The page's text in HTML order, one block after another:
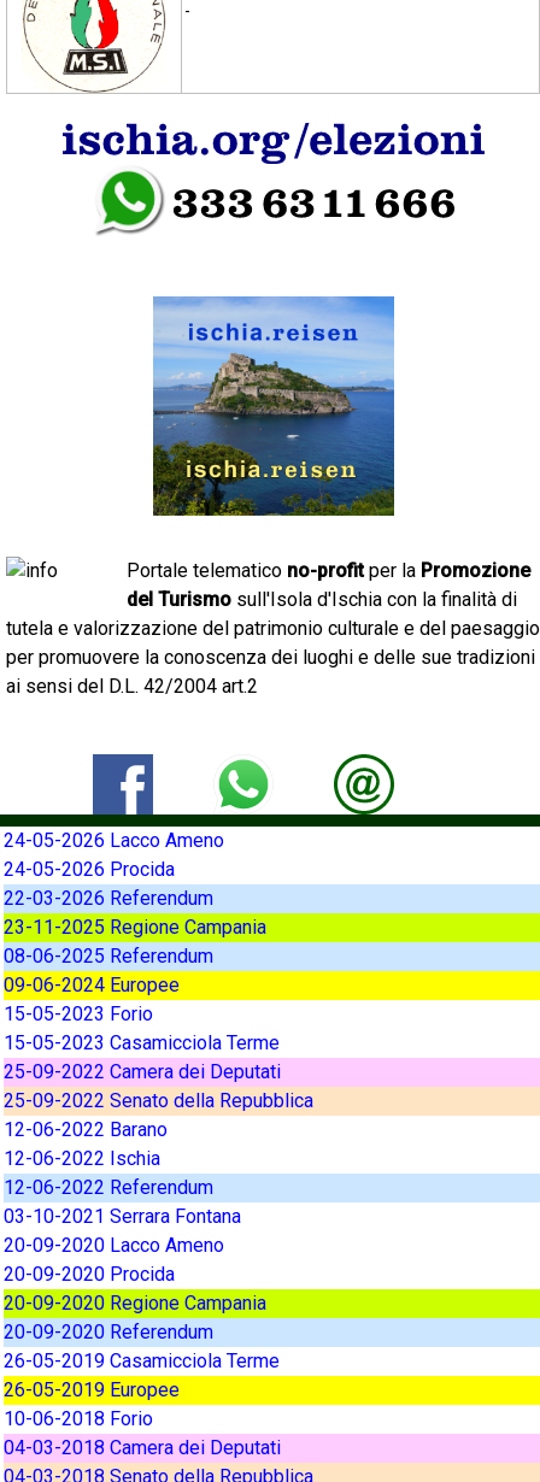
-
Portale telematico no-profitper la Promozione
del Turismo sull'Isola d'Ischia con la finalità di
tutela e valorizzazione del patrimonio culturale e del paesaggio
per promuovere la conoscenza dei luoghi e delle sue tradizioni
ai sensi del D.L. 42/2004 art.2
24-05-2026 Lacco Ameno
24-05-2026 Procida
22-03-2026 Referendum
23-11-2025 Regione Campania
08-06-2025 Referendum
09-06-2024 Europee
15-05-2023 Forio
15-05-2023 Casamicciola Terme
25-09-2022 Camera dei Deputati
25-09-2022 Senato della Repubblica
12-06-2022 Barano
12-06-2022 Ischia
12-06-2022 Referendum
03-10-2021 Serrara Fontana
20-09-2020 Lacco Ameno
20-09-2020 Procida
20-09-2020 Regione Campania
20-09-2020 Referendum
26-05-2019 Casamicciola Terme
26-05-2019 Europee
10-06-2018 Forio
04-03-2018 Camera dei Deputati
04-03-2018 Senato della Repubblica